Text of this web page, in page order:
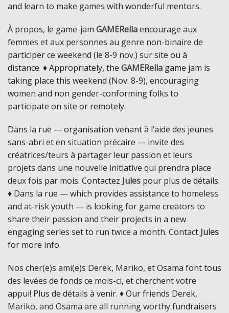
and learn to make games with wonderful mentors.
À propos, le game-jam GAMERellaencourage aux
femmes et aux personnes au genre non-binaire de
participer ce weekend (le 8-9 nov.) sur site ou à
distance. ♦ Appropriately, the GAMERella game jam is
taking place this weekend (Nov. 8-9), encouraging
women and non gender-conforming folks to
participate on site or remotely.
Dans la rue — organisation venant à l’aide des jeunes
sans-abri et en situation précaire — invite des
créatrices/teurs à partager leur passion et leurs
projets dans une nouvelle initiative qui prendra place
deux fois par mois. Contactez Jules pour plus de détails.
♦ Dans la rue — which provides assistance to homeless
and at-risk youth — is looking for game creators to
share their passion and their projects in a new
engaging series set to run twice a month. Contact Jules
for more info.
Nos cher(e)s ami(e)s Derek, Mariko, et Osama font tous
des levées de fonds ce mois-ci, et cherchent votre
appui! Plus de détails à venir. ♦ Our friends Derek,
Mariko, and Osama are all running worthy fundraisers